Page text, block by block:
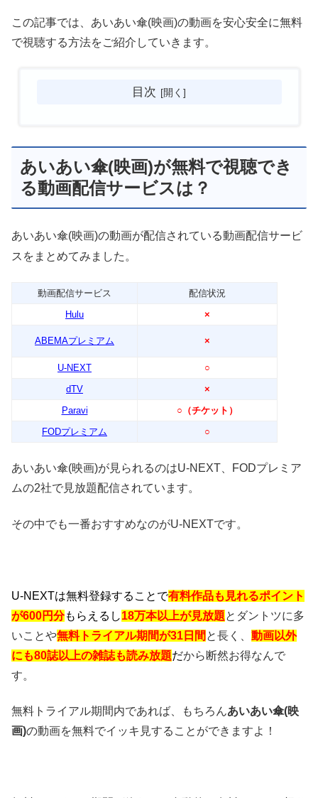
この記事では、あいあい傘(映画)の動画を安心安全に無料
で視聴する方法をご紹介していきます。
目次
あいあい傘(映画)が無料で視聴でき
る動画配信サービスは？
あいあい傘(映画)の動画が配信されている動画配信サービ
スをまとめてみました。
動画配信サービス
配信状況
Hulu
×
ABEMAプレミアム ×
U-NEXT
○
dTV
×
Paravi
○（チケット）
FODプレミアム
○
あいあい傘(映画)が見られるのはU-NEXT、FODプレミア
ムの2社で見放題配信されています。
その中でも一番おすすめなのがU-NEXTです。
U-NEXTは無料登録することで有料作品も見れるポイント
が600円分もらえるし18万本以上が見放題とダントツに多
いことや無料トライアル期間が31日間 と長く、 動画以外
にも80誌以上の雑誌も読み放題だから断然お得なんで
す。
無料トライアル期間内であれば、もちろんあいあい傘(映
画)の動画を無料でイッキ見することができますよ！